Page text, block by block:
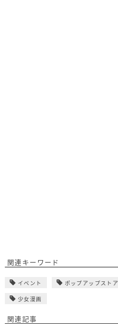
関連キーワード
イベント ポップアップストア
少女漫画
関連記事